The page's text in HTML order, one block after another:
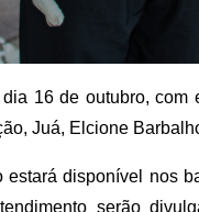
16 de outubro,
Juá, Elcione
disponível nos
serão